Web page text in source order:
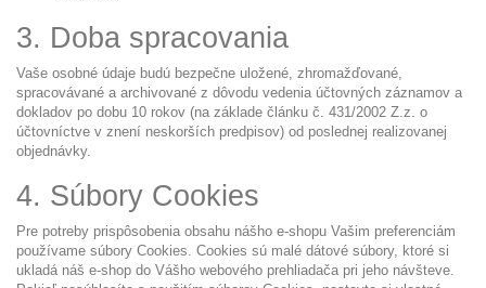
3. Doba spracovania
Vaše osobné údaje budú bezpečne uložené, zhromažďované,
spracovávané a archivované z dôvodu vedenia účtovných záznamov a
dokladov po dobu 10 rokov (na základe článku č. 431/2002 Z.z. o
účtovníctve v znení neskorších predpisov) od poslednej realizovanej
objednávky.
4. Súbory Cookies
Pre potreby prispôsobenia obsahu nášho e-shopu Vašim preferenciám
používame súbory Cookies. Cookies sú malé dátové súbory, ktoré si
ukladá náš e-shop do Vášho webového prehliadača pri jeho návšteve.